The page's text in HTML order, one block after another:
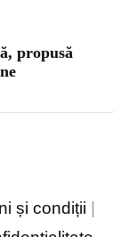
propusă
și condiții |